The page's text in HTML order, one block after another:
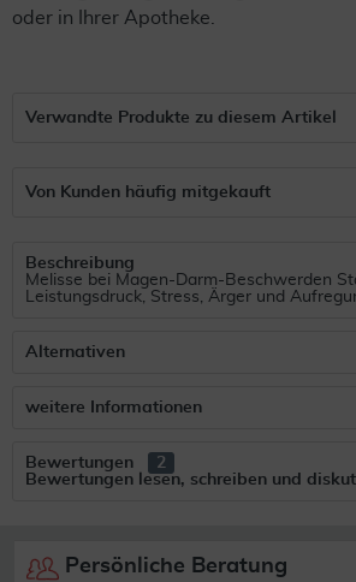
oder in Ihrer Apotheke.
Verwandte Produkte zu diesem Artikel
Von Kunden häufig mitgekauft
Beschreibung
Melisse bei Magen-Darm-Beschwerden
Leistungsdruck, Stress, Ärger und
Alternativen
weitere Informationen
Bewertungen
2
Bewertungen lesen, schreiben und
Persönliche Beratung